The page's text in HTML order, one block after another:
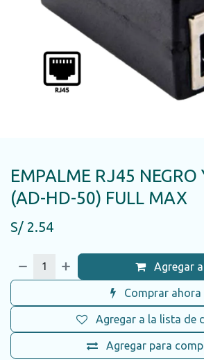
EMPALME RJ45 NEGRO
(AD-HD-50) FULL MAX
S/ 2.54
Agregar
Comprar ahora
Agregar para
Agregar a la lista de